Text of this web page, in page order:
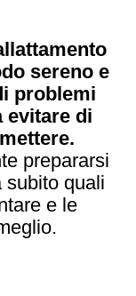
sereno e
problemi
evitare di
prepararsi
subito quali
e le